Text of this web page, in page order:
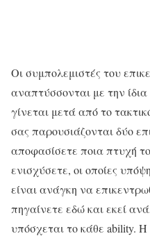
Οι συμπολεμιστές του
αναπτύσσονται με την
γίνεται μετά από το
σας παρουσιάζονται δύο
αποφασίσετε ποια πτυχή
ενισχύσετε, οι οποίες
είναι ανάγκη να
πηγαίνετε εδώ και εκεί
υπόσχεται το κάθε ability.